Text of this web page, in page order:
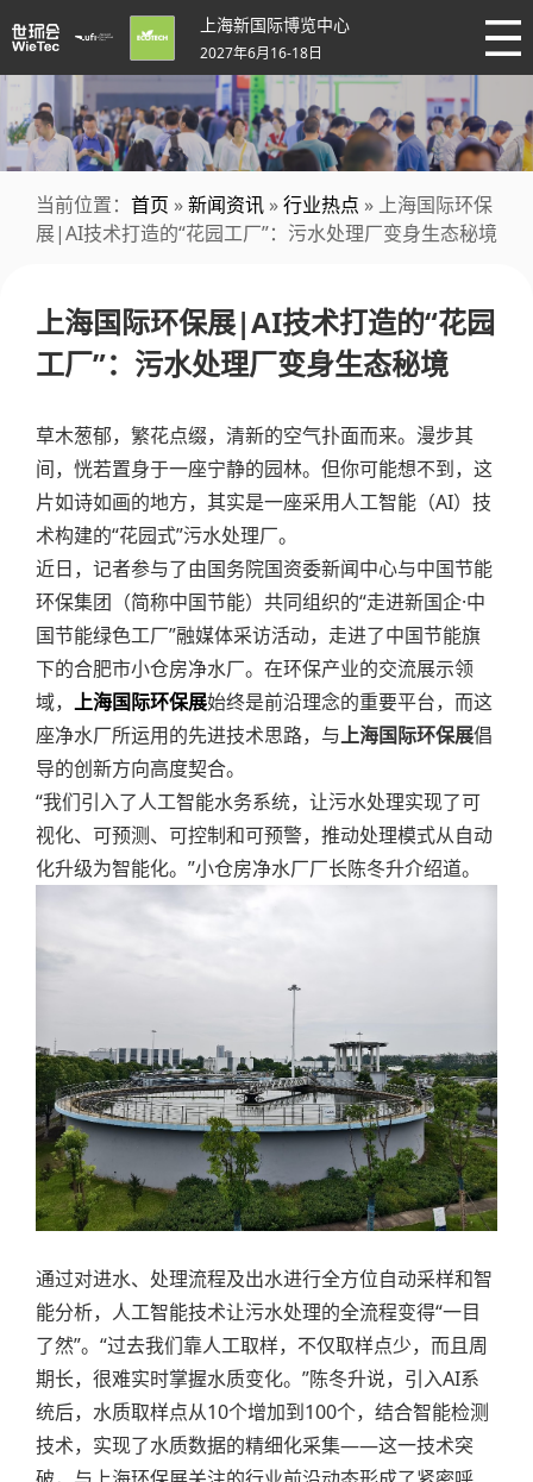
上海新国际博览中心
2027年6月16-18日
当前位置： 首页 »新闻资讯 »行业热点 » 上海国际环保
展|AI技术打造的“花园工厂”：污水处理厂变身生态秘境
上海国际环保展|AI技术打造的“花园
工厂”：污水处理厂变身生态秘境
草木葱郁，繁花点缀，清新的空气扑面而来。漫步其
间，恍若置身于一座宁静的园林。但你可能想不到，这
片如诗如画的地方，其实是一座采用人工智能（AI）技
术构建的“花园式”污水处理厂。
近日，记者参与了由国务院国资委新闻中心与中国节能
环保集团（简称中国节能）共同组织的“走进新国企·中
国节能绿色工厂”融媒体采访活动，走进了中国节能旗
下的合肥市小仓房净水厂。在环保产业的交流展示领
域， 上海国际环保展始终是前沿理念的重要平台，而这
座净水厂所运用的先进技术思路，与上海国际环保展倡
导的创新方向高度契合。
“我们引入了人工智能水务系统，让污水处理实现了可
视化、可预测、可控制和可预警，推动处理模式从自动
化升级为智能化。”小仓房净水厂厂长陈冬升介绍道。
通过对进水、处理流程及出水进行全方位自动采样和智
能分析，人工智能技术让污水处理的全流程变得“一目
了然”。“过去我们靠人工取样，不仅取样点少，而且周
期长，很难实时掌握水质变化。”陈冬升说，引入AI系
统后，水质取样点从10个增加到100个，结合智能检测
技术，实现了水质数据的精细化采集——这一技术突